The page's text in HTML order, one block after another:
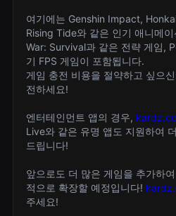
여기에는 Genshin Impact,
Rising Tide와 같은 인기 애니메
War: Survival과 같은 전략 게임,
기 FPS 게임이 포함됩니다.
게임 충전 비용을 절약하고 싶으
전하세요!
엔터테인먼트 앱의 경우,
Live와 같은 유명 앱도 지원하여
드립니다!
앞으로도 더 많은 게임을 추가하
적으로 확장할 예정입니다!
주세요!